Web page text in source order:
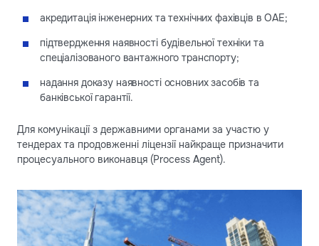
акредитація інженерних та технічних фахівців в ОАЕ;
підтвердження наявності будівельної техніки та
спеціалізованого вантажного транспорту;
надання доказу наявності основних засобів та
банківської гарантії.
Для комунікації з державними органами за участю у
тендерах та продовженні ліцензії найкраще призначити
процесуального виконавця (Process Agent).